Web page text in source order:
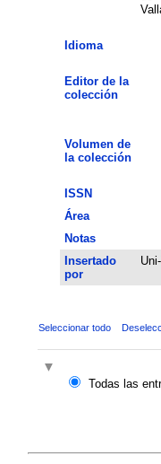
Idioma
Editor de la
colección
Volumen de
la colección
ISSN
Área
Notas
Insertado
por
Seleccionar todo
Todas las